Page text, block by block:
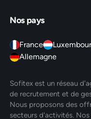
Nos pays
France
Allemagne
Sofitex est un réseau
de recrutement et de
Nous proposons des
secteurs d'activités.